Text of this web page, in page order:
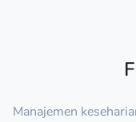
Manajemen